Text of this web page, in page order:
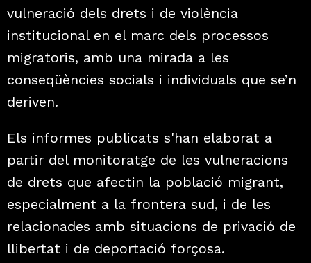
vulneració dels drets i de violència
institucional en el marc dels processos
migratoris, amb una mirada a les
conseqüències socials i individuals que se’n
deriven.
Els informes publicats s'han elaborat a
partir del monitoratge de les vulneracions
de drets que afectin la població migrant,
especialment a la frontera sud, i de les
relacionades amb situacions de privació de
llibertat i de deportació forçosa.